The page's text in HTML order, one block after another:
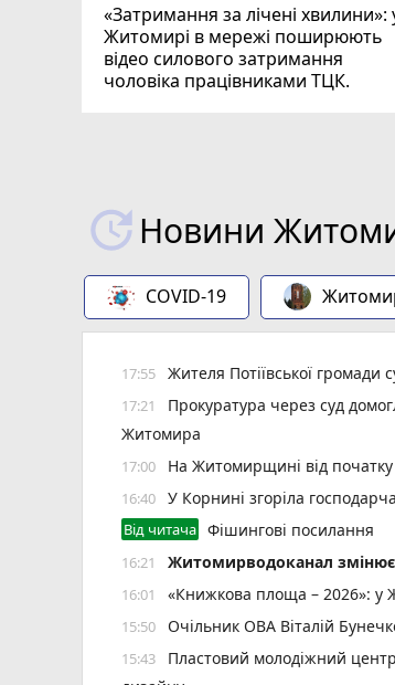
«Затримання за лічені хвилини»:
Житомирі в мережі поширюють
відео силового затримання
чоловіка працівниками ТЦК.
Новини
COVID-19
17:55 Жителя Потіївської громади
17:21
Прокуратура через суд
Житомира
17:00 На Житомирщині від початку
16:40 У Корнині згоріла
Від читача Фішингові посилання
16:21 Житомирводоканал змінює
16:01 «Книжкова площа – 2026»: у
15:50 Очільник ОВА Віталій
15:43
Пластовий молодіжний